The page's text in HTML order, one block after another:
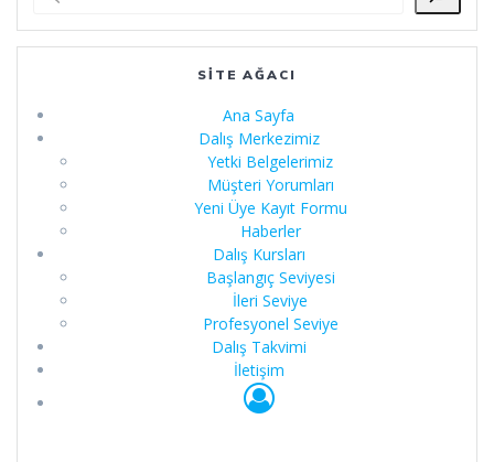
SITE AĞACI
Ana Sayfa
Dalış Merkezimiz
Yetki Belgelerimiz
Müşteri Yorumları
Yeni Üye Kayıt Formu
Haberler
Dalış Kursları
Başlangıç Seviyesi
İleri Seviye
Profesyonel Seviye
Dalış Takvimi
İletişim